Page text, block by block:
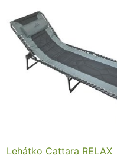
Lehátko Cattara RELAX